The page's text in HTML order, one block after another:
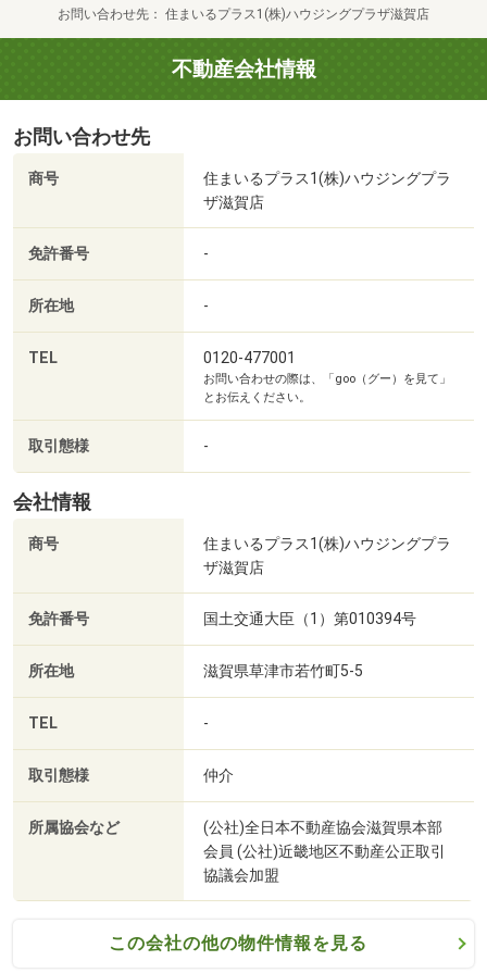
お問い合わせ先 住まいるプラス1(株)ハウジングプラザ滋賀店
不動産会社情報
お問い合わせ先
商号
住まいるプラス1(株)ハウジングプラ
ザ滋賀店
免許番号 -
所在地 -
TEL 0120-477001
お問い合わせの際は、「goo（グー）を見て」
とお伝えください。
取引態様 -
会社情報
商号
住まいるプラス1(株)ハウジングプラ
ザ滋賀店
免許番号 国土交通大臣（1）第010394号
所在地 滋賀県草津市若竹町5-5
TEL -
取引態様 仲介
所属協会など
(公社)全日本不動産協会滋賀県本部
会員 (公社)近畿地区不動産公正取引
協議会加盟
この会社の他の物件情報を見る